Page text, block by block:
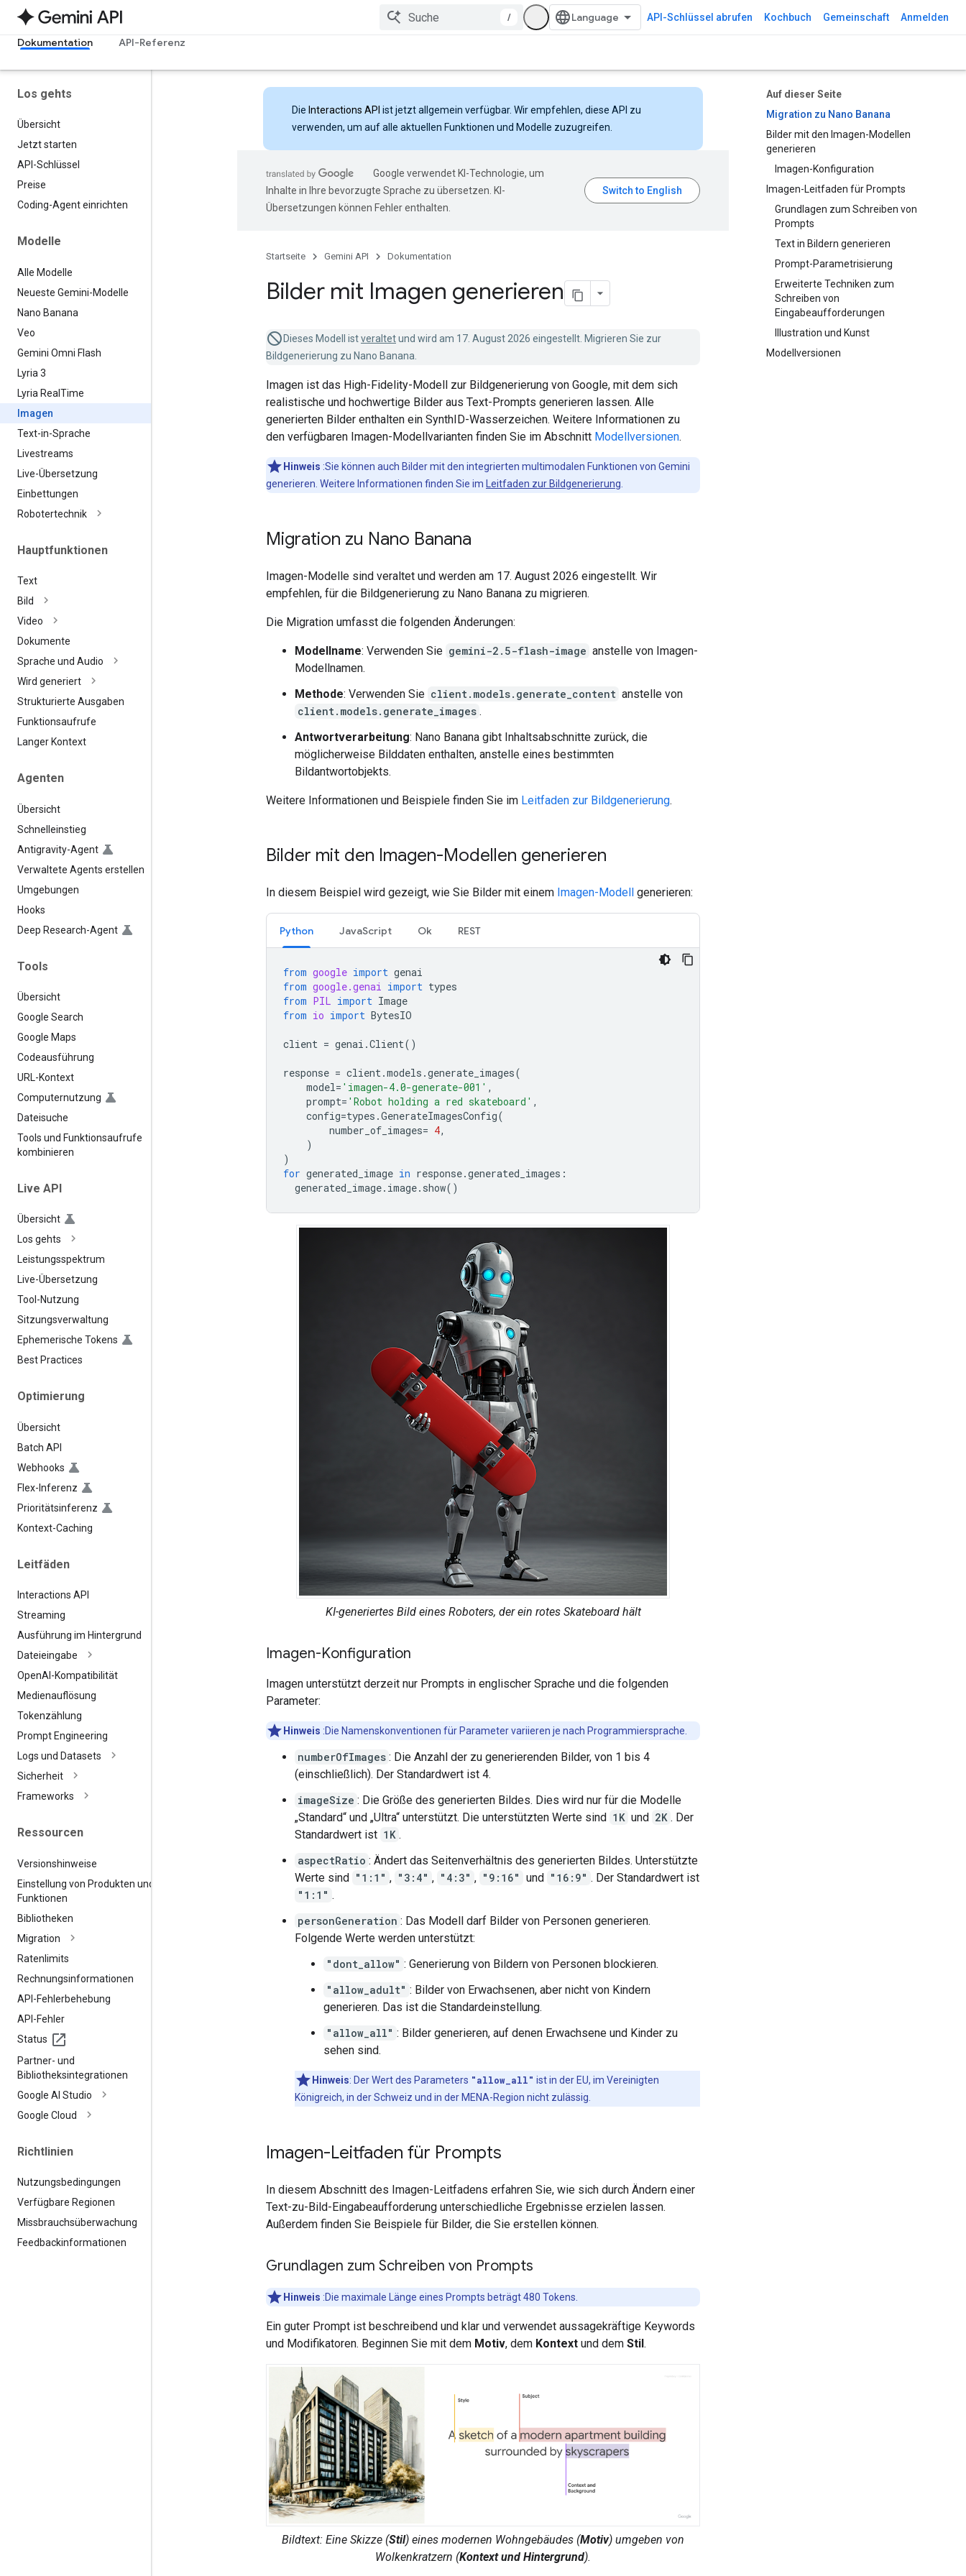
/ API-Schlüssel abrufen Kochbuch Gemeinschaft Anmelden
Dokumentation API-Referenz
Los gehts
Übersicht
Jetzt starten
API-Schlüssel
Preise
Coding-Agent einrichten
Modelle
Alle Modelle
Neueste Gemini-Modelle
Nano Banana
Veo
Gemini Omni Flash
Lyria 3
Lyria Real Time
Imagen
Text-in-Sprache
Livestreams
Live-Übersetzung
Einbettungen
Robotertechnik
Hauptfunktionen
Text
Bild
Video
Dokumente
Sprache und Audio
Wird generiert
Strukturierte Ausgaben
Funktionsaufrufe
Langer Kontext
Agenten
Übersicht
Schnelleinstieg
Antigravity-Agent
Verwaltete Agents erstellen
Umgebungen
Hooks
Deep Research-Agent
Tools
Übersicht
Google Search
Google Maps
Codeausführung
URL-Kontext
Computernutzung
Dateisuche
Tools und Funktionsaufrufe
kombinieren
Live API
Übersicht
Los gehts
Leistungsspektrum
Live-Übersetzung
Tool-Nutzung
Sitzungsverwaltung
Ephemerische Tokens
Best Practices
Optimierung
Übersicht
Batch API
Webhooks
Flex-Inferenz
Prioritätsinferenz
Kontext-Caching
Leitfäden
Interactions API
Streaming
Ausführung im Hintergrund
Dateieingabe
OpenAI-Kompatibilität
Medienauflösung
Tokenzählung
Prompt Engineering
Logs und Datasets
Sicherheit
Frameworks
Ressourcen
Versionshinweise
Einstellung von Produkten und
Funktionen
Bibliotheken
Migration
Ratenlimits
Rechnungsinformationen
API-Fehlerbehebung
API-Fehler
Status
Partner- und
Bibliotheksintegrationen
Google AI Studio
Google Cloud
Richtlinien
Nutzungsbedingungen
Verfügbare Regionen
Missbrauchsüberwachung
Feedbackinformationen
Auf dieser Seite
Migration zu Nano Banana
Bilder mit den Imagen-Modellen
generieren
Imagen-Konfiguration
Imagen-Leitfaden für Prompts
Grundlagen zum Schreiben von
Prompts
Text in Bildern generieren
Prompt-Parametrisierung
Erweiterte Techniken zum
Schreiben von
Eingabeaufforderungen
Illustration und Kunst
Modellversionen
Die Interactions API ist jetzt allgemein verfügbar. Wir empfehlen, diese API zu
verwenden, um auf alle aktuellen Funktionen und Modelle zuzugreifen.
Google verwendet KI-Technologie, um
Inhalte in Ihre bevorzugte Sprache zu übersetzen. KI-
Übersetzungen können Fehler enthalten.
Startseite Gemini API Dokumentation
Bilder mit Imagen generieren
Dieses Modell istveraltetund wird am 17. August 2026 eingestellt. Migrieren Sie zur
Bildgenerierung zu Nano Banana.
Imagen ist das High-Fidelity-Modell zur Bildgenerierung von Google, mit dem sich
realistische und hochwertige Bilder aus Text-Prompts generieren lassen. Alle
generierten Bilder enthalten ein SynthID-Wasserzeichen. Weitere Informationen zu
den verfügbaren Imagen-Modellvarianten finden Sie im Abschnitt Modellversionen.
Hinweis :Sie können auch Bilder mit den integrierten multimodalen Funktionen von Gemini
generieren. Weitere Informationen finden Sie im
Leitfaden zur Bildgenerierung
Migration zu Nano Banana
Imagen-Modelle sind veraltet und werden am 17. August 2026 eingestellt. Wir
empfehlen, für die Bildgenerierung zu Nano Banana zu migrieren.
Die Migration umfasst die folgenden Änderungen:
Modellname: Verwenden Sie gemini-2.5-flash-image anstelle von Imagen-
Modellnamen.
Methode: Verwenden Sie client.models.generate_content anstelle von
client.models.generate_images .
Antwortverarbeitung: Nano Banana gibt Inhaltsabschnitte zurück, die
möglicherweise Bilddaten enthalten, anstelle eines bestimmten
Bildantwortobjekts.
Weitere Informationen und Beispiele finden Sie im Leitfaden zur Bildgenerierung.
Bilder mit den Imagen-Modellen generieren
In diesem Beispiel wird gezeigt, wie Sie Bilder mit einem Imagen-Modell generieren:
Python JavaScript Ok REST
from google import genai
from google.genai import types
from PIL import Image
from io import BytesIO
client = genai .Client()
response = client.models .generate_images(
model= 'imagen-4.0-generate-001' ,
prompt= 'Robot holding a red skateboard' ,
config=types .GenerateImagesConfig(
number_of_images= 4,
)
)
for generated_image in response.generated_images :
generated_image. image. show()
KI-generiertes Bild eines Roboters, der ein rotes Skateboard hält
Imagen-Konfiguration
Imagen unterstützt derzeit nur Prompts in englischer Sprache und die folgenden
Parameter:
Hinweis :Die Namenskonventionen für Parameter variieren je nach Programmiersprache.
numberOfImages : Die Anzahl der zu generierenden Bilder, von 1 bis 4
(einschließlich). Der Standardwert ist 4.
imageSize : Die Größe des generierten Bildes. Dies wird nur für die Modelle
„Standard“ und „Ultra“ unterstützt. Die unterstützten Werte sind 1K und 2K . Der
Standardwert ist 1K .
aspectRatio : Ändert das Seitenverhältnis des generierten Bildes. Unterstützte
Werte sind "1:1" , "3:4" , "4:3" , "9:16" und "16:9" . Der Standardwert ist
"1:1" .
personGeneration : Das Modell darf Bilder von Personen generieren.
Folgende Werte werden unterstützt:
"dont_allow" : Generierung von Bildern von Personen blockieren.
"allow_adult" : Bilder von Erwachsenen, aber nicht von Kindern
generieren. Das ist die Standardeinstellung.
"allow_all" : Bilder generieren, auf denen Erwachsene und Kinder zu
sehen sind.
Hinweis: Der Wert des Parameters "allow_all" ist in der EU, im Vereinigten
Königreich, in der Schweiz und in der MENA-Region nicht zulässig.
Imagen-Leitfaden für Prompts
In diesem Abschnitt des Imagen-Leitfadens erfahren Sie, wie sich durch Ändern einer
Text-zu-Bild-Eingabeaufforderung unterschiedliche Ergebnisse erzielen lassen.
Außerdem finden Sie Beispiele für Bilder, die Sie erstellen können.
Grundlagen zum Schreiben von Prompts
Hinweis :Die maximale Länge eines Prompts beträgt 480 Tokens.
Ein guter Prompt ist beschreibend und klar und verwendet aussagekräftige Keywords
und Modifikatoren. Beginnen Sie mit dem Motiv, dem Kontext und dem Stil.
Bildtext: Eine Skizze (Stil) eines modernen Wohngebäudes (Motiv) umgeben von
Wolkenkratzern (Kontext und Hintergrund).